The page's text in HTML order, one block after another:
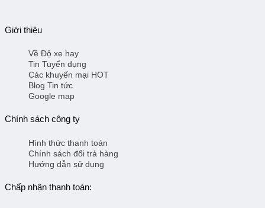
Giới thiệu
Về Độ xe hay
Tin Tuyển dụng
Các khuyến mại HOT
Blog Tin tức
Google map
Chính sách công ty
Hình thức thanh toán
Chính sách đổi trả hàng
Hướng dẫn sử dụng
Chấp nhận thanh toán: